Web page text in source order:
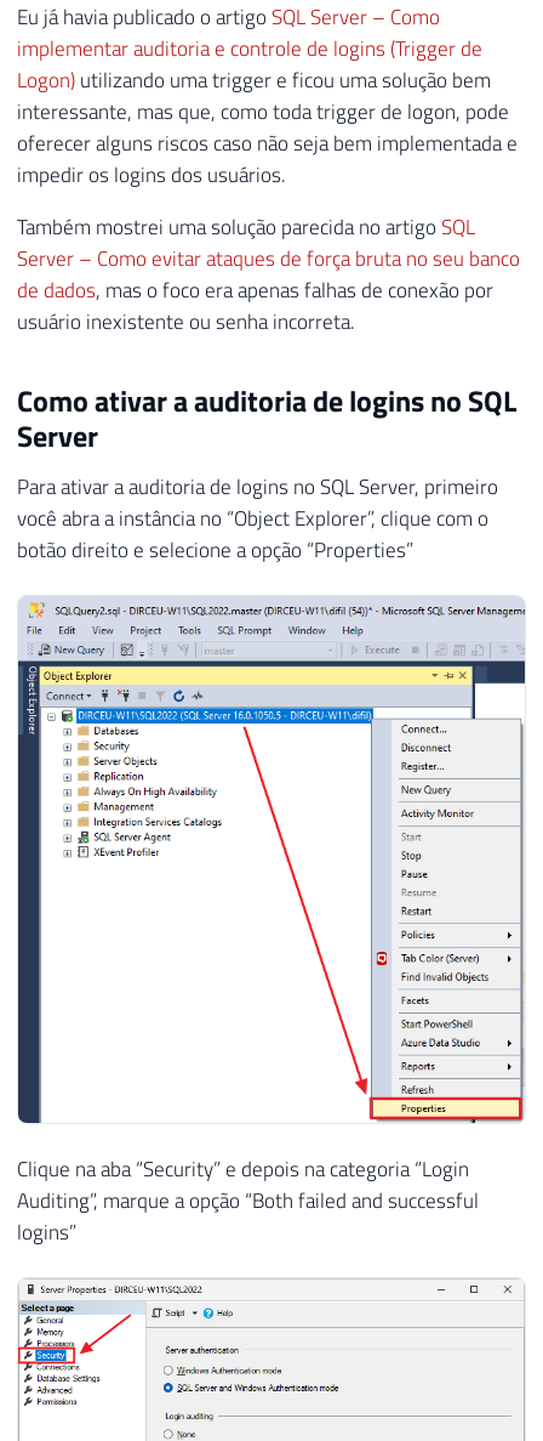
Eu já havia publicado o artigoSQL Server – Como
implementar auditoria e controle de logins (Trigger de
Logon)utilizando uma trigger e ficou uma solução bem
interessante, mas que, como toda trigger de logon, pode
oferecer alguns riscos caso não seja bem implementada e
impedir os logins dos usuários.
Também mostrei uma solução parecida no artigoSQL
Server – Como evitar ataques de força bruta no seu banco
de dados, mas o foco era apenas falhas de conexão por
usuário inexistente ou senha incorreta.
Como ativar a auditoria de logins no SQL
Server
Para ativar a auditoria de logins no SQL Server, primeiro
você abra a instância no “Object Explorer”, clique com o
botão direito e selecione a opção “Properties”
Clique na aba “Security” e depois na categoria “Login
Auditing”, marque a opção “Both failed and successful
logins”